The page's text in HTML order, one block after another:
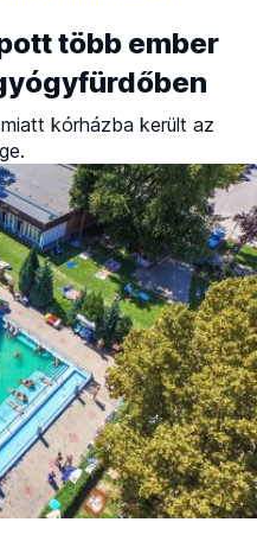
több ember
kórházba került az